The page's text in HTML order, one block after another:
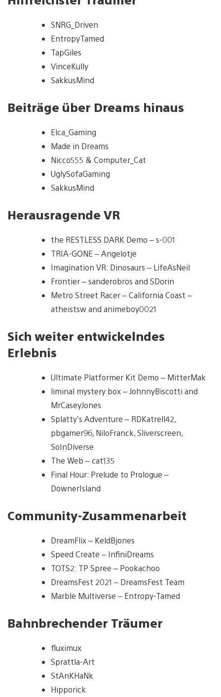
SNRG_Driven
EntropyTamed
TapGiles
VinceKully
SakkusMind
Beiträge über Dreams hinaus
Elca_Gaming
Made in Dreams
Nicco555 & Computer_Cat
UglySofaGaming
SakkusMind
Herausragende VR
the RESTLESS DARK Demo – s-001
TRIA-GONE – Angelotje
Imagination VR: Dinosaurs – LifeAsNeil
Frontier – sanderobros and SDorin
Metro Street Racer – California Coast –
atheistsw and animeboy0021
Sich weiter entwickelndes
Erlebnis
Ultimate Platformer Kit Demo – MitterMak
liminal mystery box – JohnnyBiscotti and
MrCaseyJones
Splatty’s Adventure – RDKatrell42,
pbgamer96, NiloFranck, Sliverscreen,
SoInDiverse
The Web – cat135
Final Hour: Prelude to Prologue –
DownerIsland
Community-Zusammenarbeit
DreamFlix – KeldBjones
Speed Create – InfiniDreams
TOTS2: TP Spree – Pookachoo
DreamsFest 2021 – DreamsFest Team
Marble Multiverse – Entropy-Tamed
Bahnbrechender Träumer
fluximux
Sprattla-Art
StAnKHaNk
Hipporick